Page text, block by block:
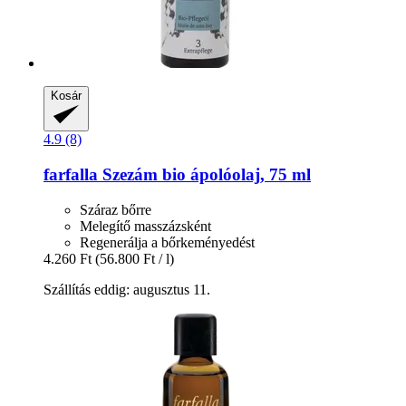
Kosár
4.9 (8)
farfalla Szezám bio ápolóolaj, 75 ml
Száraz bőrre
Melegítő masszázsként
Regenerálja a bőrkeményedést
4.260 Ft (56.800 Ft / l)
Szállítás eddig: augusztus 11.